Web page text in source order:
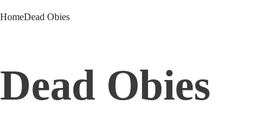
HomeDead Obies
Dead Obies